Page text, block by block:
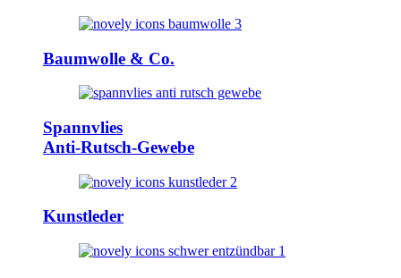
Baumwolle & Co.
Spannvlies
Anti-Rutsch-Gewebe
Kunstleder